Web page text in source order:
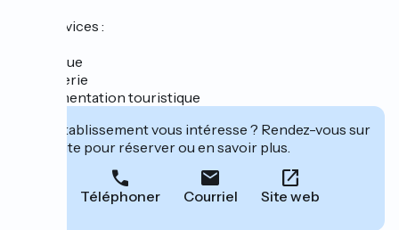
Nos services :
- boutique
- billetterie
- documentation touristique
Cet établissement vous intéresse ? Rendez-vous sur
leur site pour réserver ou en savoir plus.
Téléphoner Courriel Site web